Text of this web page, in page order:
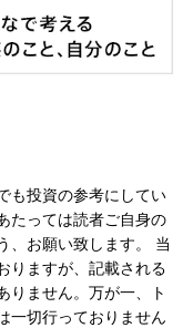
も投資の参考にしてい
たっては読者ご自身の
、お願い致します。 当
りますが、記載される
りません。万が一、ト
一切行っておりません